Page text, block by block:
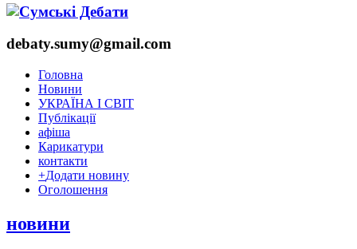
debaty.sumy@gmail.com
Головна
Новини
УКРАЇНА І СВІТ
Публікації
афіша
Карикатури
контакти
+Додати новину
Оголошення
новини